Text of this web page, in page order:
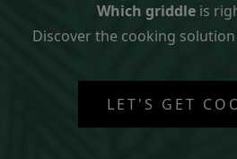
Which griddleis
Discover the cooking
LET'S GET